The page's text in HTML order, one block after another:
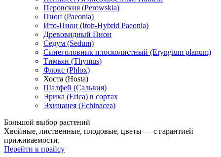
Перовския (Perowskia)
Пион (Paeonia)
Ито-Пион (Itoh-Hybrid Paeonia)
Древовидный Пион
Седум (Sedum)
Синеголовник плосколистный (Eryngium planum)
Тимьян (Thymus)
Флокс (Phlox)
Хоста (Hosta)
Шалфей (Сальвия)
Эрика (Erica) в сортах
Эхинацея (Echinacea)
Большой выбор растений
Хвойные, лиственные, плодовые, цветы — с гарантией
приживаемости.
Перейти к прайсу